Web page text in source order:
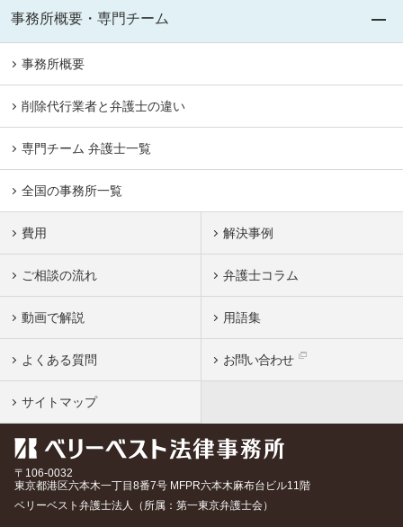
事務所概要・専門チーム
事務所概要
削除代行業者と弁護士の違い
専門チーム 弁護士一覧
全国の事務所一覧
費用 解決事例
ご相談の流れ 弁護士コラム
動画で解説 用語集
よくある質問 お問い合わせ
サイトマップ
〒106-0032
東京都港区六本木一丁目8番7号 MFPR六本木麻布台ビル11階
ベリーベスト弁護士法人（所属：第一東京弁護士会）